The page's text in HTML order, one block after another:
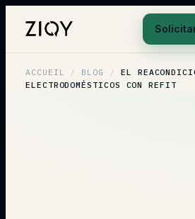
ACCUEIL / BLOG /
EL
ELECTRODOMÉSTICOS CON REFIT